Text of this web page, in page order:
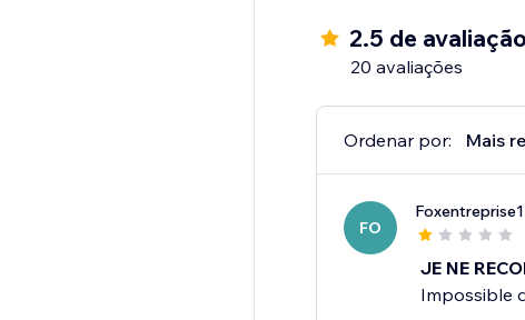
• No transaction fees
2.5 de
20 avaliações
Ordenar por: Mais
FO
JE NE
Impossible